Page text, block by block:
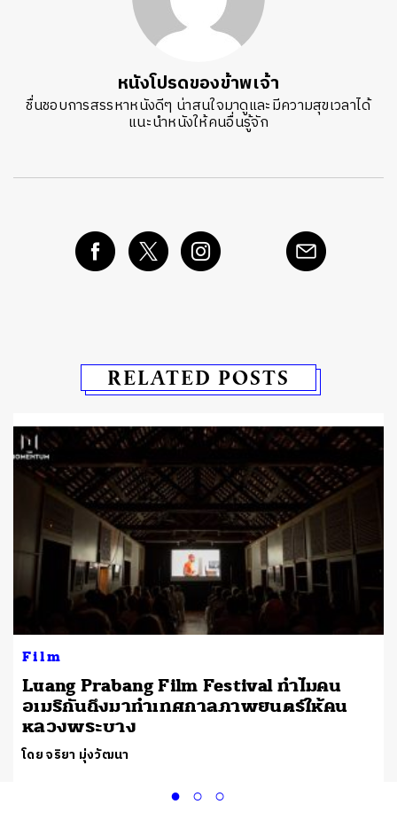
หนังโปรดของข้าพเจ้า
ชื่นชอบการสรรหาหนังดีๆ น่าสนใจมาดูและมีความสุขเวลาได้
แนะนำหนังให้คนอื่นรู้จัก
RELATED POSTS
Film
Luang Prabang Film Festival ทำไมคน
อเมริกันถึงมาทำเทศกาลภาพยนตร์ให้คน
หลวงพระบาง
โดย จริยา มุ่งวัฒนา